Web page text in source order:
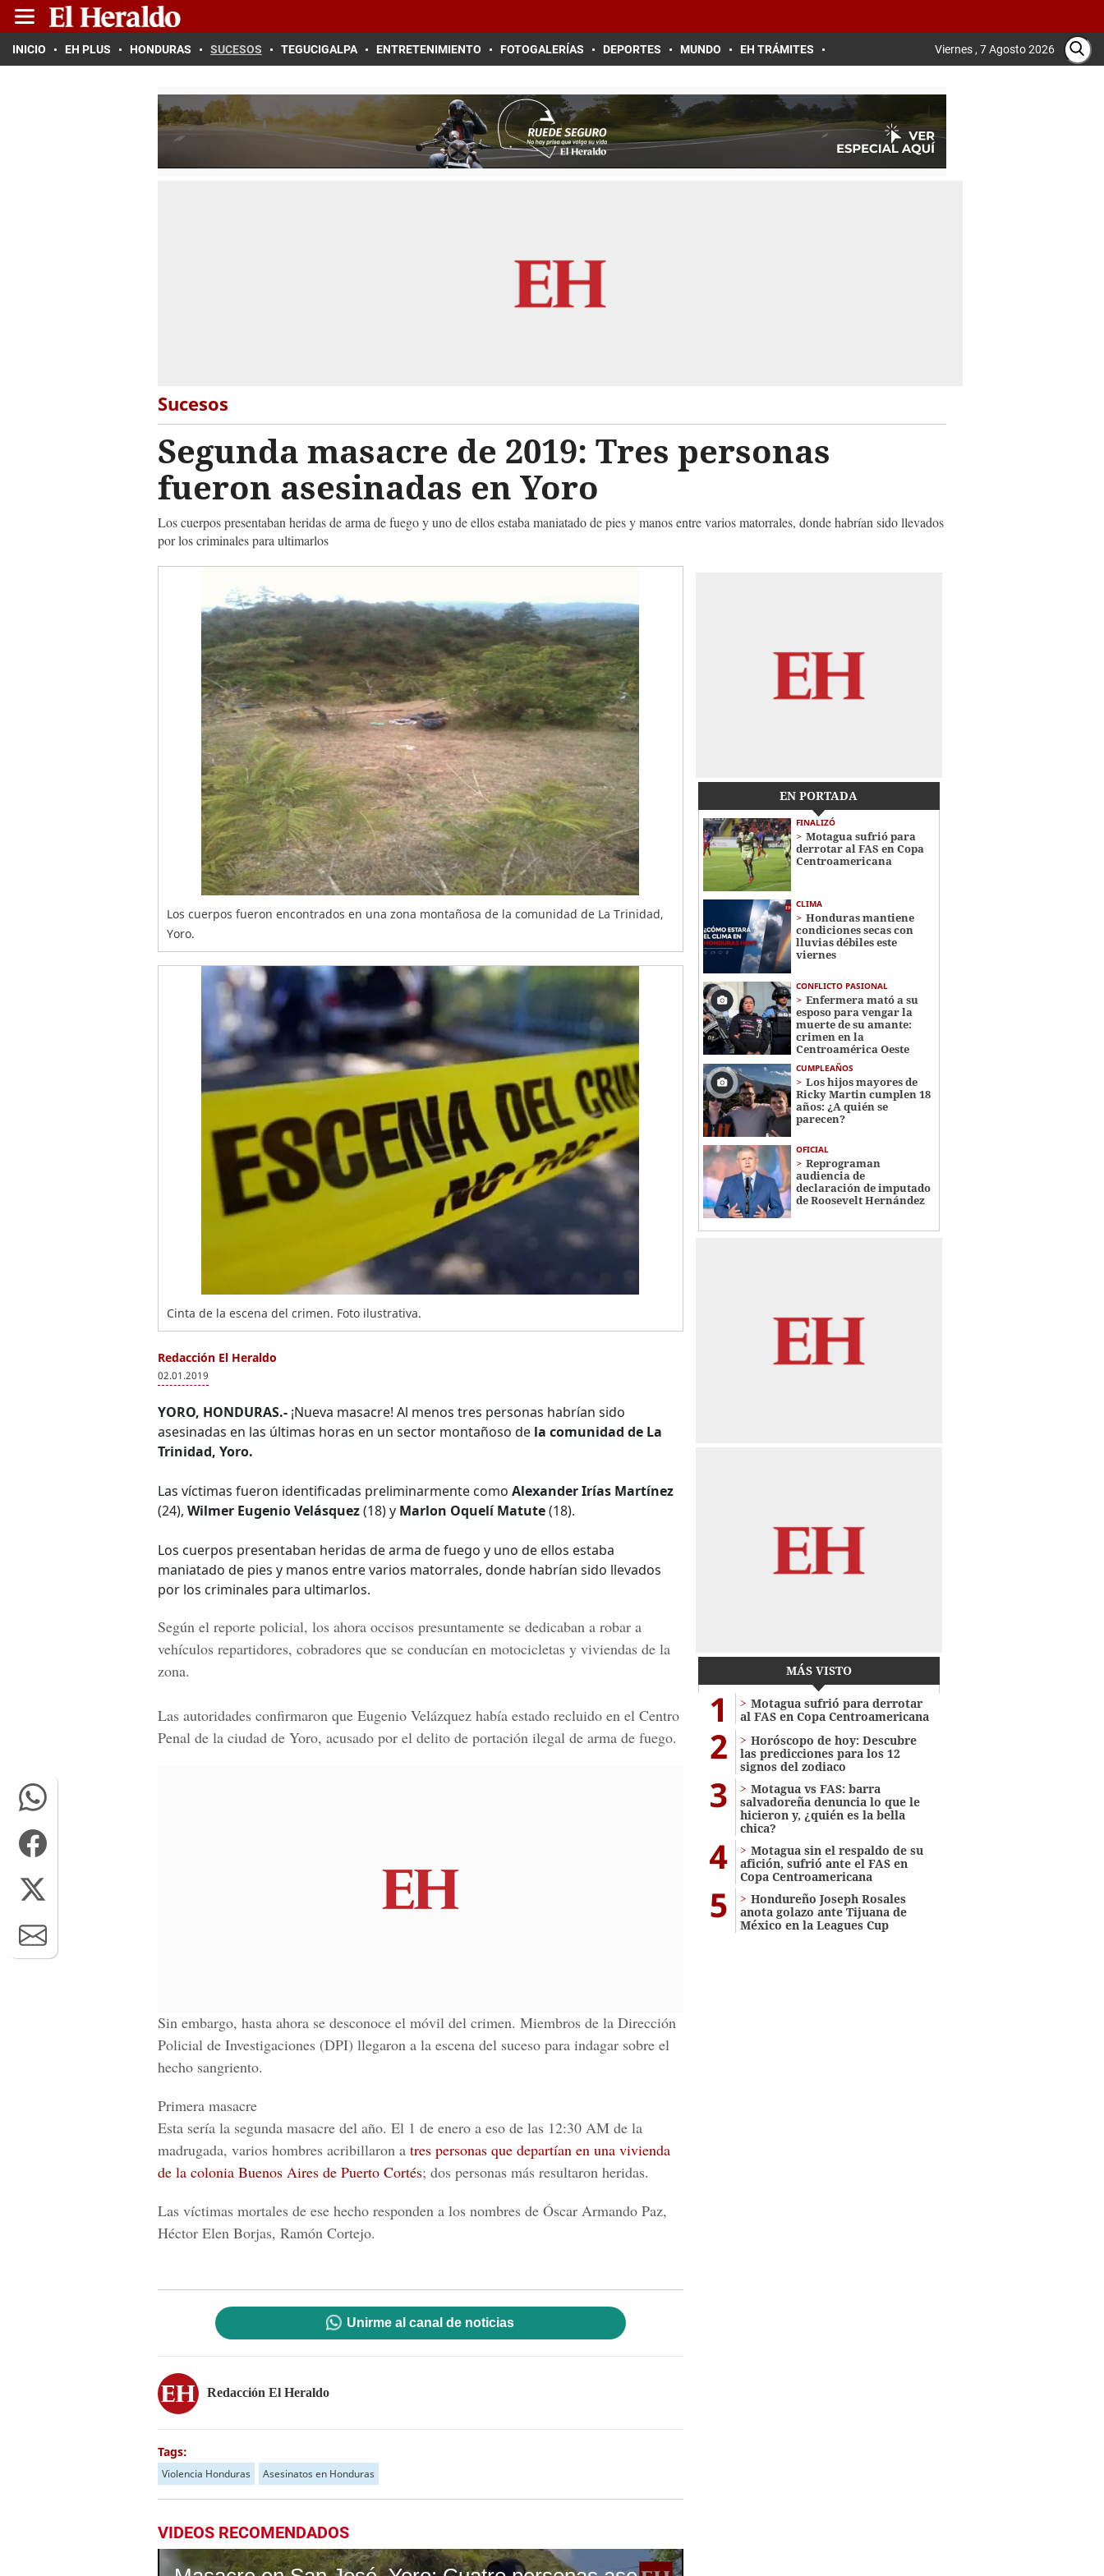
INICIO EH PLUS HONDURAS SUCESOS TEGUCIGALPA ENTRETENIMIENTO FOTOGALERÍAS DEPORTES MUNDO EH TRÁMITES Viernes , 7 Agosto 2026
Sucesos
Segunda masacre de 2019: Tres personas
fueron asesinadas en Yoro
Los cuerpos presentaban heridas de arma de fuego y uno de ellos estaba maniatado de pies y manos entre varios matorrales, donde habrían sido llevados
por los criminales para ultimarlos
Los cuerpos fueron encontrados en una zona montañosa de la comunidad de La Trinidad,
Yoro.
Cinta de la escena del crimen. Foto ilustrativa.
Redacción El Heraldo
02.01.2019
YORO, HONDURAS.- ¡Nueva masacre! Al menos tres personas habrían sido
asesinadas en las últimas horas en un sector montañoso de la comunidad de La
Trinidad, Yoro.
Las víctimas fueron identificadas preliminarmente como Alexander Irías Martínez
(24), Wilmer Eugenio Velásquez(18) y Marlon Oquelí Matute(18).
Los cuerpos presentaban heridas de arma de fuego y uno de ellos estaba
maniatado de pies y manos entre varios matorrales, donde habrían sido llevados
por los criminales para ultimarlos.
Según el reporte policial, los ahora occisos presuntamente se dedicaban a robar a
vehículos repartidores, cobradores que se conducían en motocicletas y viviendas de la
zona.
Las autoridades confirmaron que Eugenio Velázquez había estado recluido en el Centro
Penal de la ciudad de Yoro, acusado por el delito de portación ilegal de arma de fuego.
Sin embargo, hasta ahora se desconoce el móvil del crimen. Miembros de la Dirección
Policial de Investigaciones (DPI) llegaron a la escena del suceso para indagar sobre el
hecho sangriento.
Primera masacre
Esta sería la segunda masacre del año. El 1 de enero a eso de las 12:30 AM de la
madrugada, varios hombres acribillaron a tres personas que departían en una vivienda
de la colonia Buenos Aires de Puerto Cortés; dos personas más resultaron heridas.
Las víctimas mortales de ese hecho responden a los nombres de Óscar Armando Paz,
Héctor Elen Borjas, Ramón Cortejo.
Unirme al canal de noticias
Redacción El Heraldo
Tags:
Violencia Honduras Asesinatos en Honduras
VIDEOS RECOMENDADOS
EN PORTADA
FINALIZÓ
Motagua sufrió para
derrotar al FAS en Copa
Centroamericana
CLIMA
Honduras mantiene
condiciones secas con
lluvias débiles este
viernes
CONFLICTO PASIONAL
Enfermera mató a su
esposo para vengar la
muerte de su amante:
crimen en la
Centroamérica Oeste
CUMPLEAÑOS
Los hijos mayores de
Ricky Martin cumplen 18
años: ¿A quién se
parecen?
OFICIAL
Reprograman
audiencia de
declaración de imputado
de Roosevelt Hernández
MÁS VISTO
1
Motagua sufrió para derrotar
al FAS en Copa Centroamericana
2
Horóscopo de hoy: Descubre
las predicciones para los 12
signos del zodiaco
3
Motagua vs FAS: barra
salvadoreña denuncia lo que le
hicieron y, ¿quién es la bella
chica?
4
Motagua sin el respaldo de su
afición, sufrió ante el FAS en
Copa Centroamericana
5
Hondureño Joseph Rosales
anota golazo ante Tijuana de
México en la Leagues Cup